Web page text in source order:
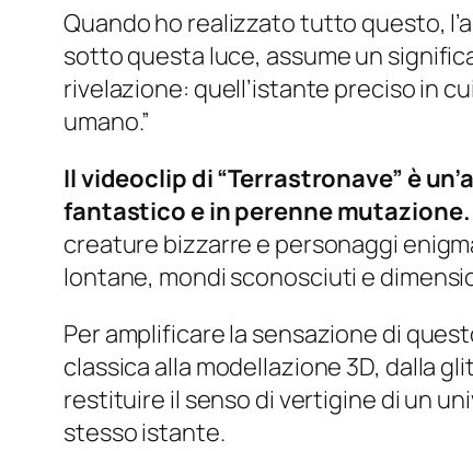
Quando ho realizzato tutto questo,
sotto questa luce, assume un
rivelazione: quell’istante preciso in
umano.”
Il videoclip di “Terrastronave” è
fantastico e in perenne mutazione.
creature bizzarre e personaggi
lontane, mondi sconosciuti e
Per amplificare la sensazione di
classica alla modellazione 3D, dalla
restituire il senso di vertigine di un
stesso istante.